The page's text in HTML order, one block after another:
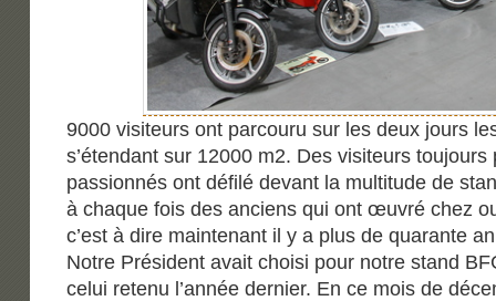
9000 visiteurs ont parcouru sur les deux jours
s’étendant sur 12000 m2. Des visiteurs
passionnés ont défilé devant la multitude de
à chaque fois des anciens qui ont œuvré chez
c’est à dire maintenant il y a plus de quarante
Notre Président avait choisi pour notre stand
celui retenu l’année dernier. En ce mois de